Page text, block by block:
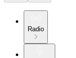
Radio